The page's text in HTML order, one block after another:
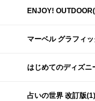
ENJOY!
マーベル グラフィ
はじめてのディズニ
占いの世界 改訂版(1)